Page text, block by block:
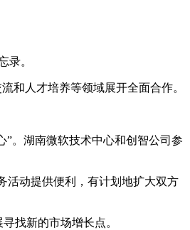
录。
人才培养等领域展开全面合作。
。湖南微软技术中心和创智公司参
动提供便利，有计划地扩大双方
找新的市场增长点。